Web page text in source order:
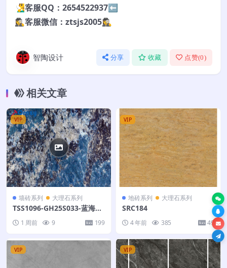
🧏‍♂️客服QQ：2654522937⬅️
🕵️‍♀️客服微信：ztsjs2005🕵️‍♀️
智陶设计 分享 收藏 点赞(0)
相关文章
VIP
墙砖系列 大理石系列
TSS1096-GH25S033-蓝海世
1 周前 9 199
VIP
地砖系列 大理石系列
SRC184
4 年前 385 49
VIP VIP